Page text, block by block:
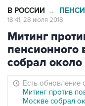
В РОССИИ →
18:41, 28 июля 2018
Митинг
пенсионного
собрал
Есть обновление
Митинг против
Москве собрал